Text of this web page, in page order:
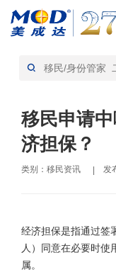
首页> 移民资讯-资讯
移民申请
济担保？
类别：移民资讯 | 发
经济担保是指通过签
人）同意在必要时使
属。